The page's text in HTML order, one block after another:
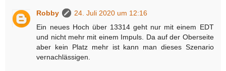
Robby
24. Juli 2020 um 12:16
Ein neues Hoch über 13314 geht nur mit einem EDT
und nicht mehr mit einem Impuls. Da auf der Oberseite
aber kein Platz mehr ist kann man dieses Szenario
vernachlässigen.